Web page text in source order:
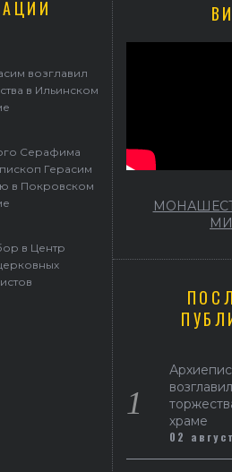
Саровского архиепископ
возглавил
в Ильинском
Серафима
Герасим
в Покровском
в Центр
храме
02